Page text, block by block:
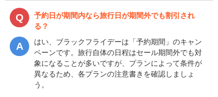
予約日が期間内なら旅行日が期間外でも割引され
る？
はい、ブラックフライデーは「予約期間」のキャン
ペーンです。旅行自体の日程はセール期間外でも対
象になることが多いですが、プランによって条件が
異なるため、各プランの注意書きを確認しましょ
う。